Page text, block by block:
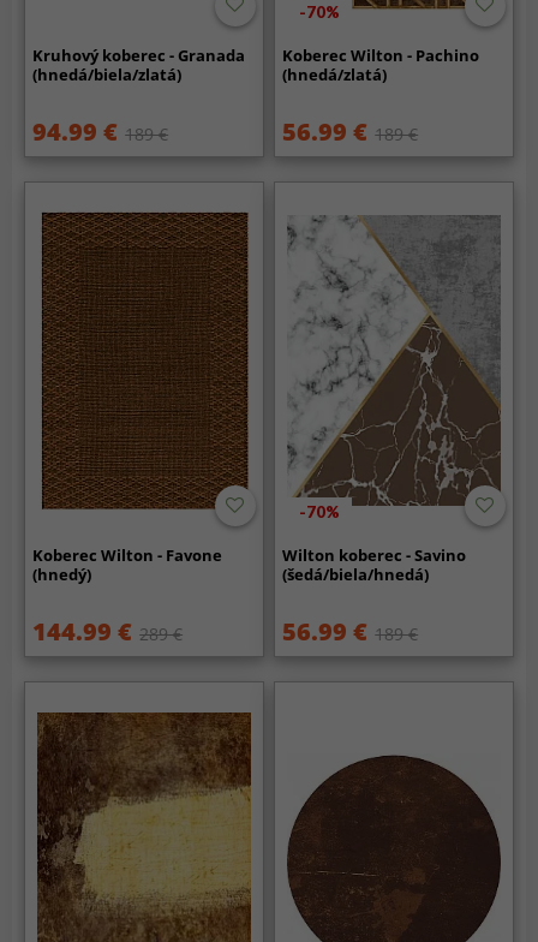
Kruhový koberec - Granada
(hnedá/biela/zlatá)
94.99 € 189 €
-70%
Koberec Wilton - Pachino
(hnedá/zlatá)
56.99 € 189 €
Koberec Wilton - Favone
(hnedý)
144.99 € 289 €
-70%
Wilton koberec - Savino
(šedá/biela/hnedá)
56.99 € 189 €